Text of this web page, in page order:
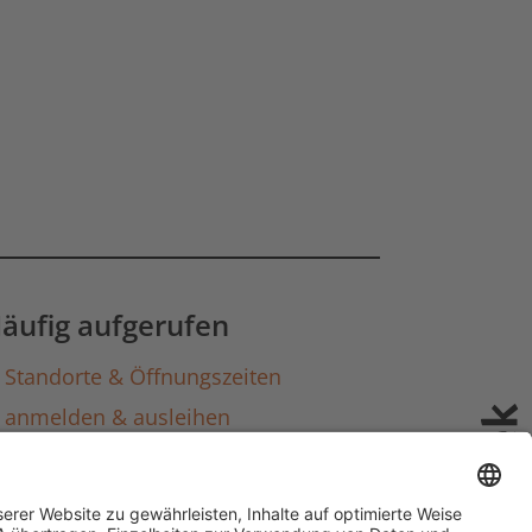
aufgerufen
Standorte & Öffnungszeiten
anmelden & ausleihen